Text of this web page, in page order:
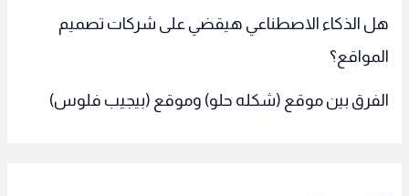
هل الذكاء الاصطناعي هيقضي على شركات تصميم
المواقع؟
الفرق بين موقع (شكله حلو) وموقع (بيجيب فلوس)